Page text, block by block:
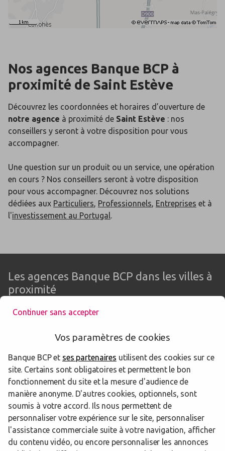
Nos agences Banque BCP à
proximité de Saint Estève
Découvrez les coordonnées et horaires d’ouverture de
notre agence à proximité de Saint Estève : nos
conseillers y seront à votre disposition pour vous
accompagner.
Une question sur un produit ou un service, une opération
en cours ? Nos conseillers seront à votre disposition
pour vous accompagner. Découvrez nos solutions
dédiées aux Particuliers, Professionnels, Entreprises et à
l'investissement au Portugal.
Les agences Banque BCP dans les villes à
proximité
Canet-en-Roussillon
Saint-Cyprien
Argelès-sur-Mer
Trouver une agence Banque BCP
Pyrénées-Orientales
Continuer sans accepter
Vos paramètres de cookies
Banque BCP et ses partenaires utilisent des cookies sur ce
site. Certains sont obligatoires et permettent le bon
fonctionnement du site et la mesure d'audience de
manière anonyme. D'autres cookies, optionnels, sont
soumis à votre accord. Ils nous permettent de
personnaliser votre expérience sur le site, personnaliser
l'assistance commerciale suite à votre navigation, afficher
du contenu vidéo, ou encore personnaliser les annonces